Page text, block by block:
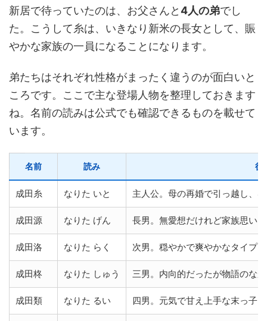
新居で待っていたのは、お父さんと4人の弟でし
た。こうして糸は、いきなり新米の長女として、賑
やかな家族の一員になることになります。
弟たちはそれぞれ性格がまったく違うのが面白いと
ころです。ここで主な登場人物を整理しておきます
ね。名前の読みは公式でも確認できるものを載せて
います。
名前 読み 役
成田糸 なりた いと 主人公。母の再婚で引っ越し、
成田源 なりた げん 長男。無愛想だけれど家族思い
成田洛 なりた らく 次男。穏やかで爽やかなタイプ
成田柊 なりた しゅう 三男。内向的だったが物語のな
成田類 なりた るい 四男。元気で甘え上手な末っ子